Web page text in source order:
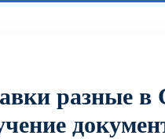
разные в